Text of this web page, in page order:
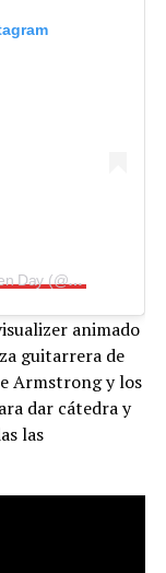
Una publicación compartida por Green Day (@greenday)
animado
guitarrera de
Armstrong y los
dar cátedra y
las